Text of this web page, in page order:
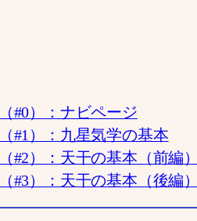
#0）：ナビページ
#1）：九星気学の基本
#2）：天干の基本（前編）
#3）：天干の基本（後編）